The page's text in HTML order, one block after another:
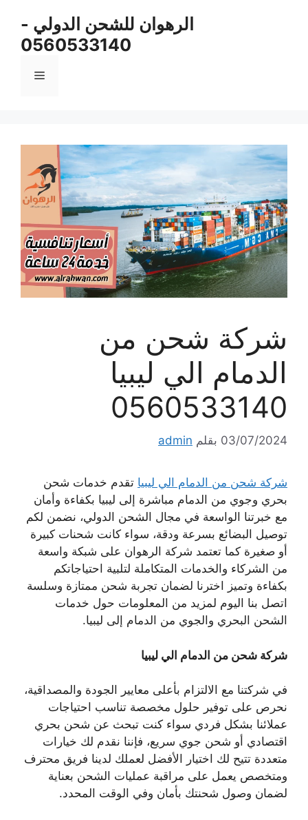
الرهوان للشحن الدولي -
0560533140
القائمة
شركة شحن من
الدمام الي ليبيا
0560533140
03/07/2024 بقلم admin
شركة شحن من الدمام الي ليبيا تقدم خدمات شحن
بحري وجوي من الدمام مباشرة إلى ليبيا بكفاءة وأمان
مع خبرتنا الواسعة في مجال الشحن الدولي، نضمن لكم
توصيل البضائع بسرعة ودقة، سواء كانت شحنات كبيرة
أو صغيرة كما تعتمد شركة الرهوان على شبكة واسعة
من الشركاء والخدمات المتكاملة لتلبية احتياجاتكم
بكفاءة وتميز اخترنا لضمان تجربة شحن ممتازة وسلسة
اتصل بنا اليوم لمزيد من المعلومات حول خدمات
الشحن البحري والجوي من الدمام إلى ليبيا.
شركة شحن من الدمام الي ليبيا
في شركتنا مع الالتزام بأعلى معايير الجودة والمصداقية،
نحرص على توفير حلول مخصصة تناسب احتياجات
عملائنا بشكل فردي سواء كنت تبحث عن شحن بحري
اقتصادي أو شحن جوي سريع، فإننا نقدم لك خيارات
متعددة تتيح لك اختيار الأفضل لعملك لدينا فريق محترف
ومتخصص يعمل على مراقبة عمليات الشحن بعناية
لضمان وصول شحنتك بأمان وفي الوقت المحدد.